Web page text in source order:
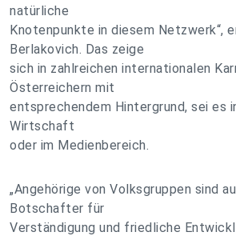
natürliche
Knotenpunkte in diesem Netzwerk“,
Berlakovich. Das zeige
sich in zahlreichen internationalen
Österreichern mit
entsprechendem Hintergrund, sei es
Wirtschaft
oder im Medienbereich.
„Angehörige von Volksgruppen sind
Botschafter für
Verständigung und friedliche